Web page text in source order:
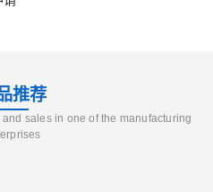
推荐
sales in one of the manufacturing